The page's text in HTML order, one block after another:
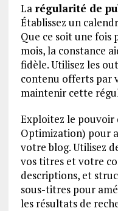
La régularité de
Établissez un
Que ce soit une fois
mois, la constance
fidèle. Utilisez les
contenu offerts par
maintenir cette
Exploitez le pouvoir
Optimization) pour
votre blog. Utilisez
vos titres et votre
descriptions, et
sous-titres pour
les résultats de